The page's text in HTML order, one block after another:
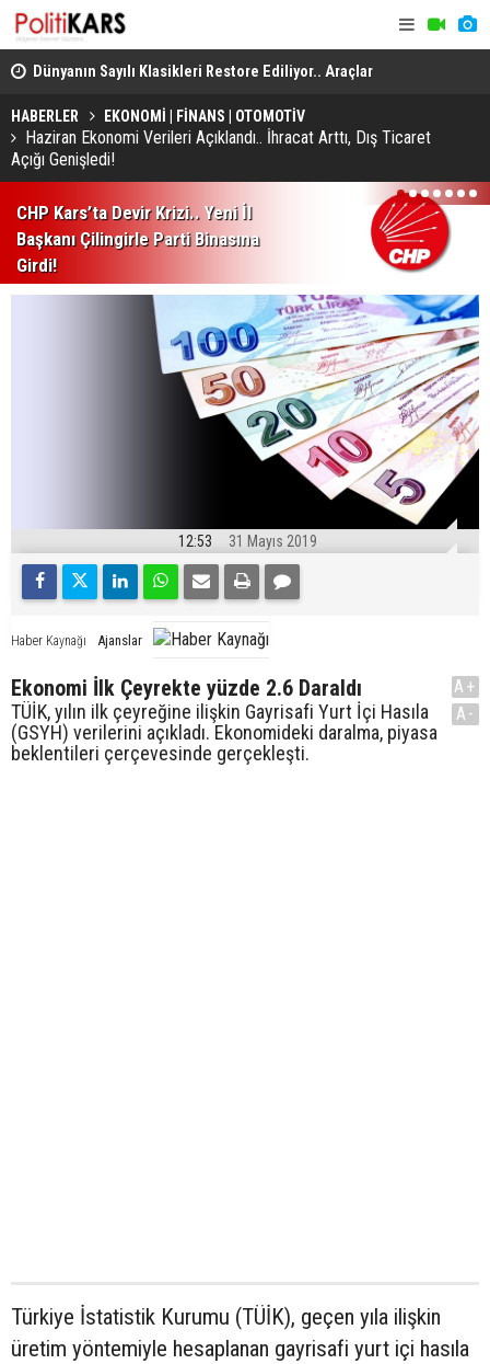
Dünyanın Sayılı Klasikleri Restore Ediliyor.. Araçlar
Yeniden Yollara Dönüyor!
HABERLER EKONOMİ | FİNANS | OTOMOTİV
Haziran Ekonomi Verileri Açıklandı.. İhracat Arttı, Dış Ticaret
Açığı Genişledi!
CHP Kars’ta Devir Krizi.. Yeni İl
Başkanı Çilingirle Parti Binasına
Girdi!
1 2 3 4 5 6 7
12:53 31 Mayıs 2019
Haber Kaynağı Ajanslar
Ekonomi İlk Çeyrekte yüzde 2.6 Daraldı
TÜİK, yılın ilk çeyreğine ilişkin Gayrisafi Yurt İçi Hasıla
(GSYH) verilerini açıkladı. Ekonomideki daralma, piyasa
beklentileri çerçevesinde gerçekleşti.
A+
A-
Türkiye İstatistik Kurumu (TÜİK), geçen yıla ilişkin
üretim yöntemiyle hesaplanan gayrisafi yurt içi hasıla